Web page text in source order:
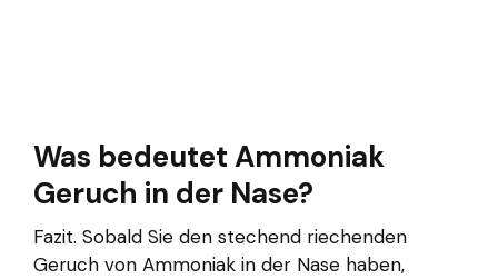
Was bedeutet Ammoniak
Geruch in der Nase?
Fazit. Sobald Sie den stechend riechenden
Geruch von Ammoniak in der Nase haben,